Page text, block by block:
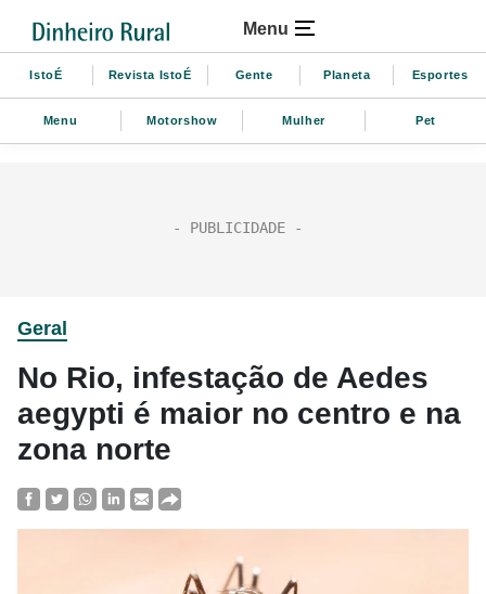
Menu
IstoÉ Revista IstoÉ Gente Planeta Esportes
Menu Motorshow Mulher Pet
Geral
No Rio, infestação de Aedes
aegypti é maior no centro e na
zona norte